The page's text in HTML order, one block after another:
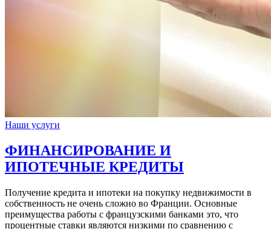
Наши услуги
ФИНАНСИРОВАНИЕ И
ИПОТЕЧНЫЕ КРЕДИТЫ
Получение кредита и ипотеки на покупку недвижимости в
собственность не очень сложно во Франции. Основные
преимущества работы с французскими банками это, что
процентные ставки являются низкими по сравнению с